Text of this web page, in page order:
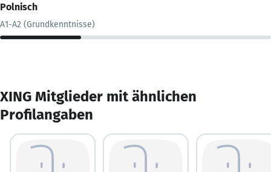
Polnisch
A1-A2 (Grundkenntnisse)
XING Mitglieder mit ähnlichen
Profilangaben